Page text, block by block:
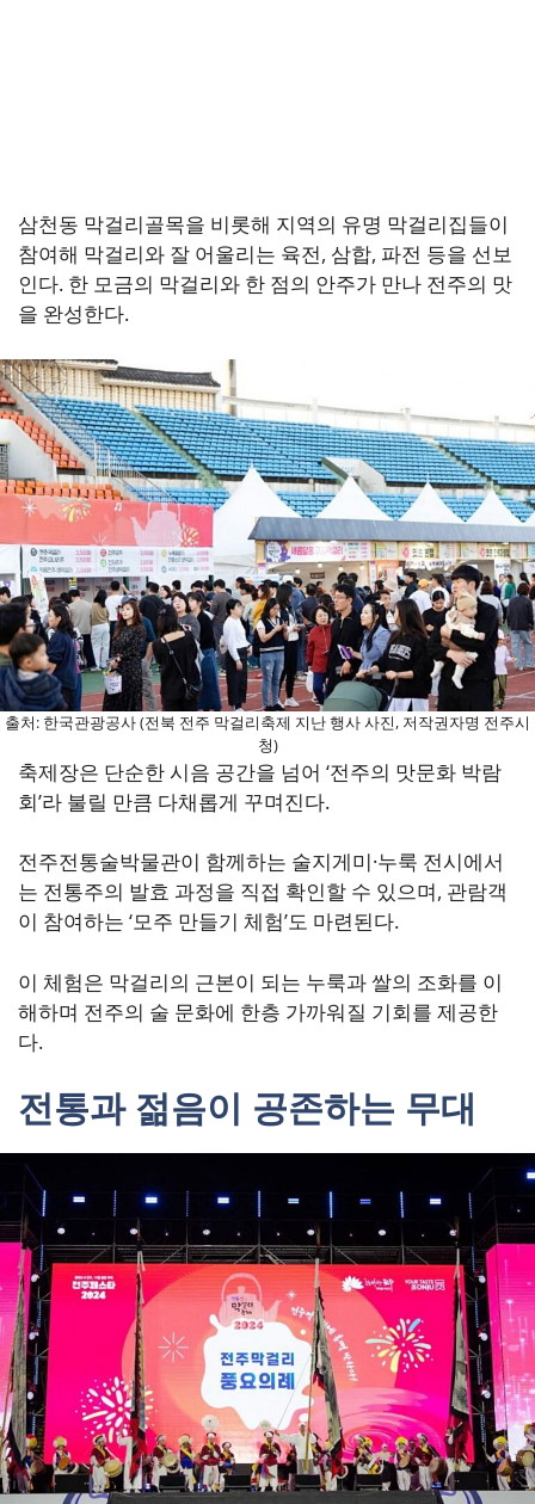
삼천동 막걸리골목을 비롯해 지역의 유명 막걸리집들이
참여해 막걸리와 잘 어울리는 육전, 삼합, 파전 등을 선보
인다. 한 모금의 막걸리와 한 점의 안주가 만나 전주의 맛
을 완성한다.
출처: 한국관광공사 (전북 전주 막걸리축제 지난 행사 사진, 저작권자명 전주시
청)
축제장은 단순한 시음 공간을 넘어 ‘전주의 맛문화 박람
회’라 불릴 만큼 다채롭게 꾸며진다.
전주전통술박물관이 함께하는 술지게미·누룩 전시에서
는 전통주의 발효 과정을 직접 확인할 수 있으며, 관람객
이 참여하는 ‘모주 만들기 체험’도 마련된다.
이 체험은 막걸리의 근본이 되는 누룩과 쌀의 조화를 이
해하며 전주의 술 문화에 한층 가까워질 기회를 제공한
다.
전통과 젊음이 공존하는 무대